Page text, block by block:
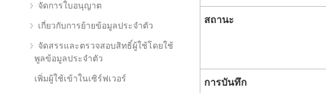
จัดการใบอนุญาต
เกี่ยวกับการย้ายข้อมูลประจำตัว
จัดสรรและตรวจสอบสิทธิ์ผู้ใช้โดยใช้
พูลข้อมูลประจำตัว
เพิ่มผู้ใช้เข้าในเซิร์ฟเวอร์
สถานะ
การบันทึก